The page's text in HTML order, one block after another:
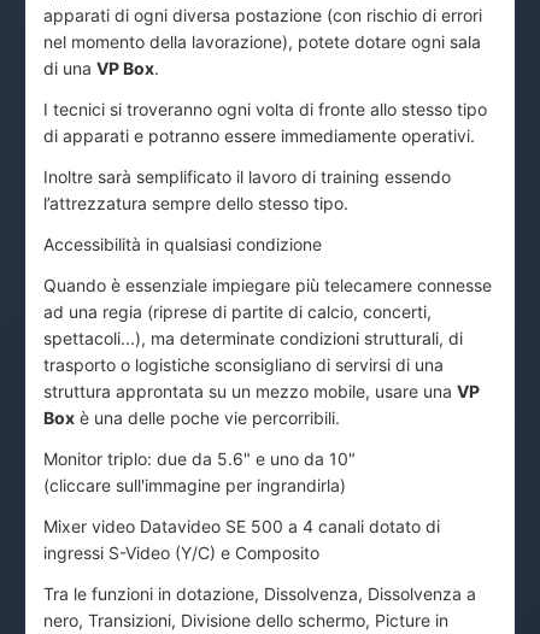
apparati di ogni diversa postazione (con rischio di errori
nel momento della lavorazione), potete dotare ogni sala
di unaVP Box.
I tecnici si troveranno ogni volta di fronte allo stesso tipo
di apparati e potranno essere immediamente operativi.
Inoltre sarà semplificato il lavoro di training essendo
l’attrezzatura sempre dello stesso tipo.
Accessibilità in qualsiasi condizione
Quando è essenziale impiegare più telecamere connesse
ad una regia (riprese di partite di calcio, concerti,
spettacoli...), ma determinate condizioni strutturali, di
trasporto o logistiche sconsigliano di servirsi di una
struttura approntata su un mezzo mobile, usare unaVP
Box è una delle poche vie percorribili.
Monitor triplo: due da 5.6" e uno da 10"
(cliccare sull'immagine per ingrandirla)
Mixer video Datavideo SE 500 a 4 canali dotato di
ingressi S-Video (Y/C) e Composito
Tra le funzioni in dotazione, Dissolvenza, Dissolvenza a
nero, Transizioni, Divisione dello schermo, Picture in